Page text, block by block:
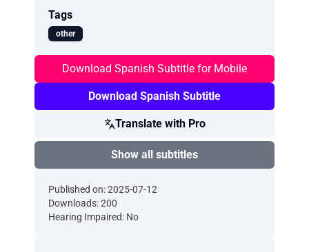
Tags
other
Download Spanish Subtitle for Mobile
Download Spanish Subtitle
Translate with Pro
Show all subtitles
Published on: 2025-07-12
Downloads: 200
Hearing Impaired: No